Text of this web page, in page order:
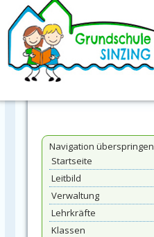
Navigation überspringen
Startseite
Leitbild
Verwaltung
Lehrkräfte
Klassen